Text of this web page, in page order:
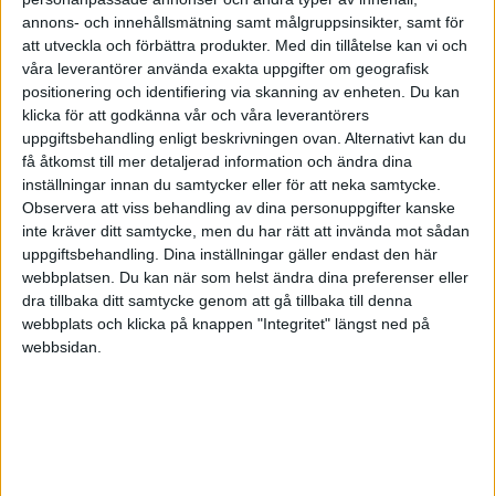
annons- och innehållsmätning samt målgruppsinsikter, samt för
att utveckla och förbättra produkter. Med din tillåtelse kan vi och
våra leverantörer använda exakta uppgifter om geografisk
positionering och identifiering via skanning av enheten. Du kan
klicka för att godkänna vår och våra leverantörers
uppgiftsbehandling enligt beskrivningen ovan. Alternativt kan du
få åtkomst till mer detaljerad information och ändra dina
inställningar innan du samtycker eller för att neka samtycke.
Observera att viss behandling av dina personuppgifter kanske
inte kräver ditt samtycke, men du har rätt att invända mot sådan
uppgiftsbehandling. Dina inställningar gäller endast den här
webbplatsen. Du kan när som helst ändra dina preferenser eller
dra tillbaka ditt samtycke genom att gå tillbaka till denna
webbplats och klicka på knappen "Integritet" längst ned på
webbsidan.
sig, att vi träffas men inte alla på en gång. Vi kanske
systematiskt skall träffa var och en också för att
komma åt de individuella målen och drivkrafterna.
Detta kan göras som korta möten med var och en,
kanske endast 10 minuter per vecka.
Medarbetarsamtalet har man inte för att HR
avdelningen säger det. Chefen kanske tänker, oj hur
skall jag ha tid med detta, jag har så mycket operativt
att göra. Men tänk om alla mina medarbetare var
effektivare, då kanske jag skulle få mindre att göra.
Läs även: Vanliga misstag i